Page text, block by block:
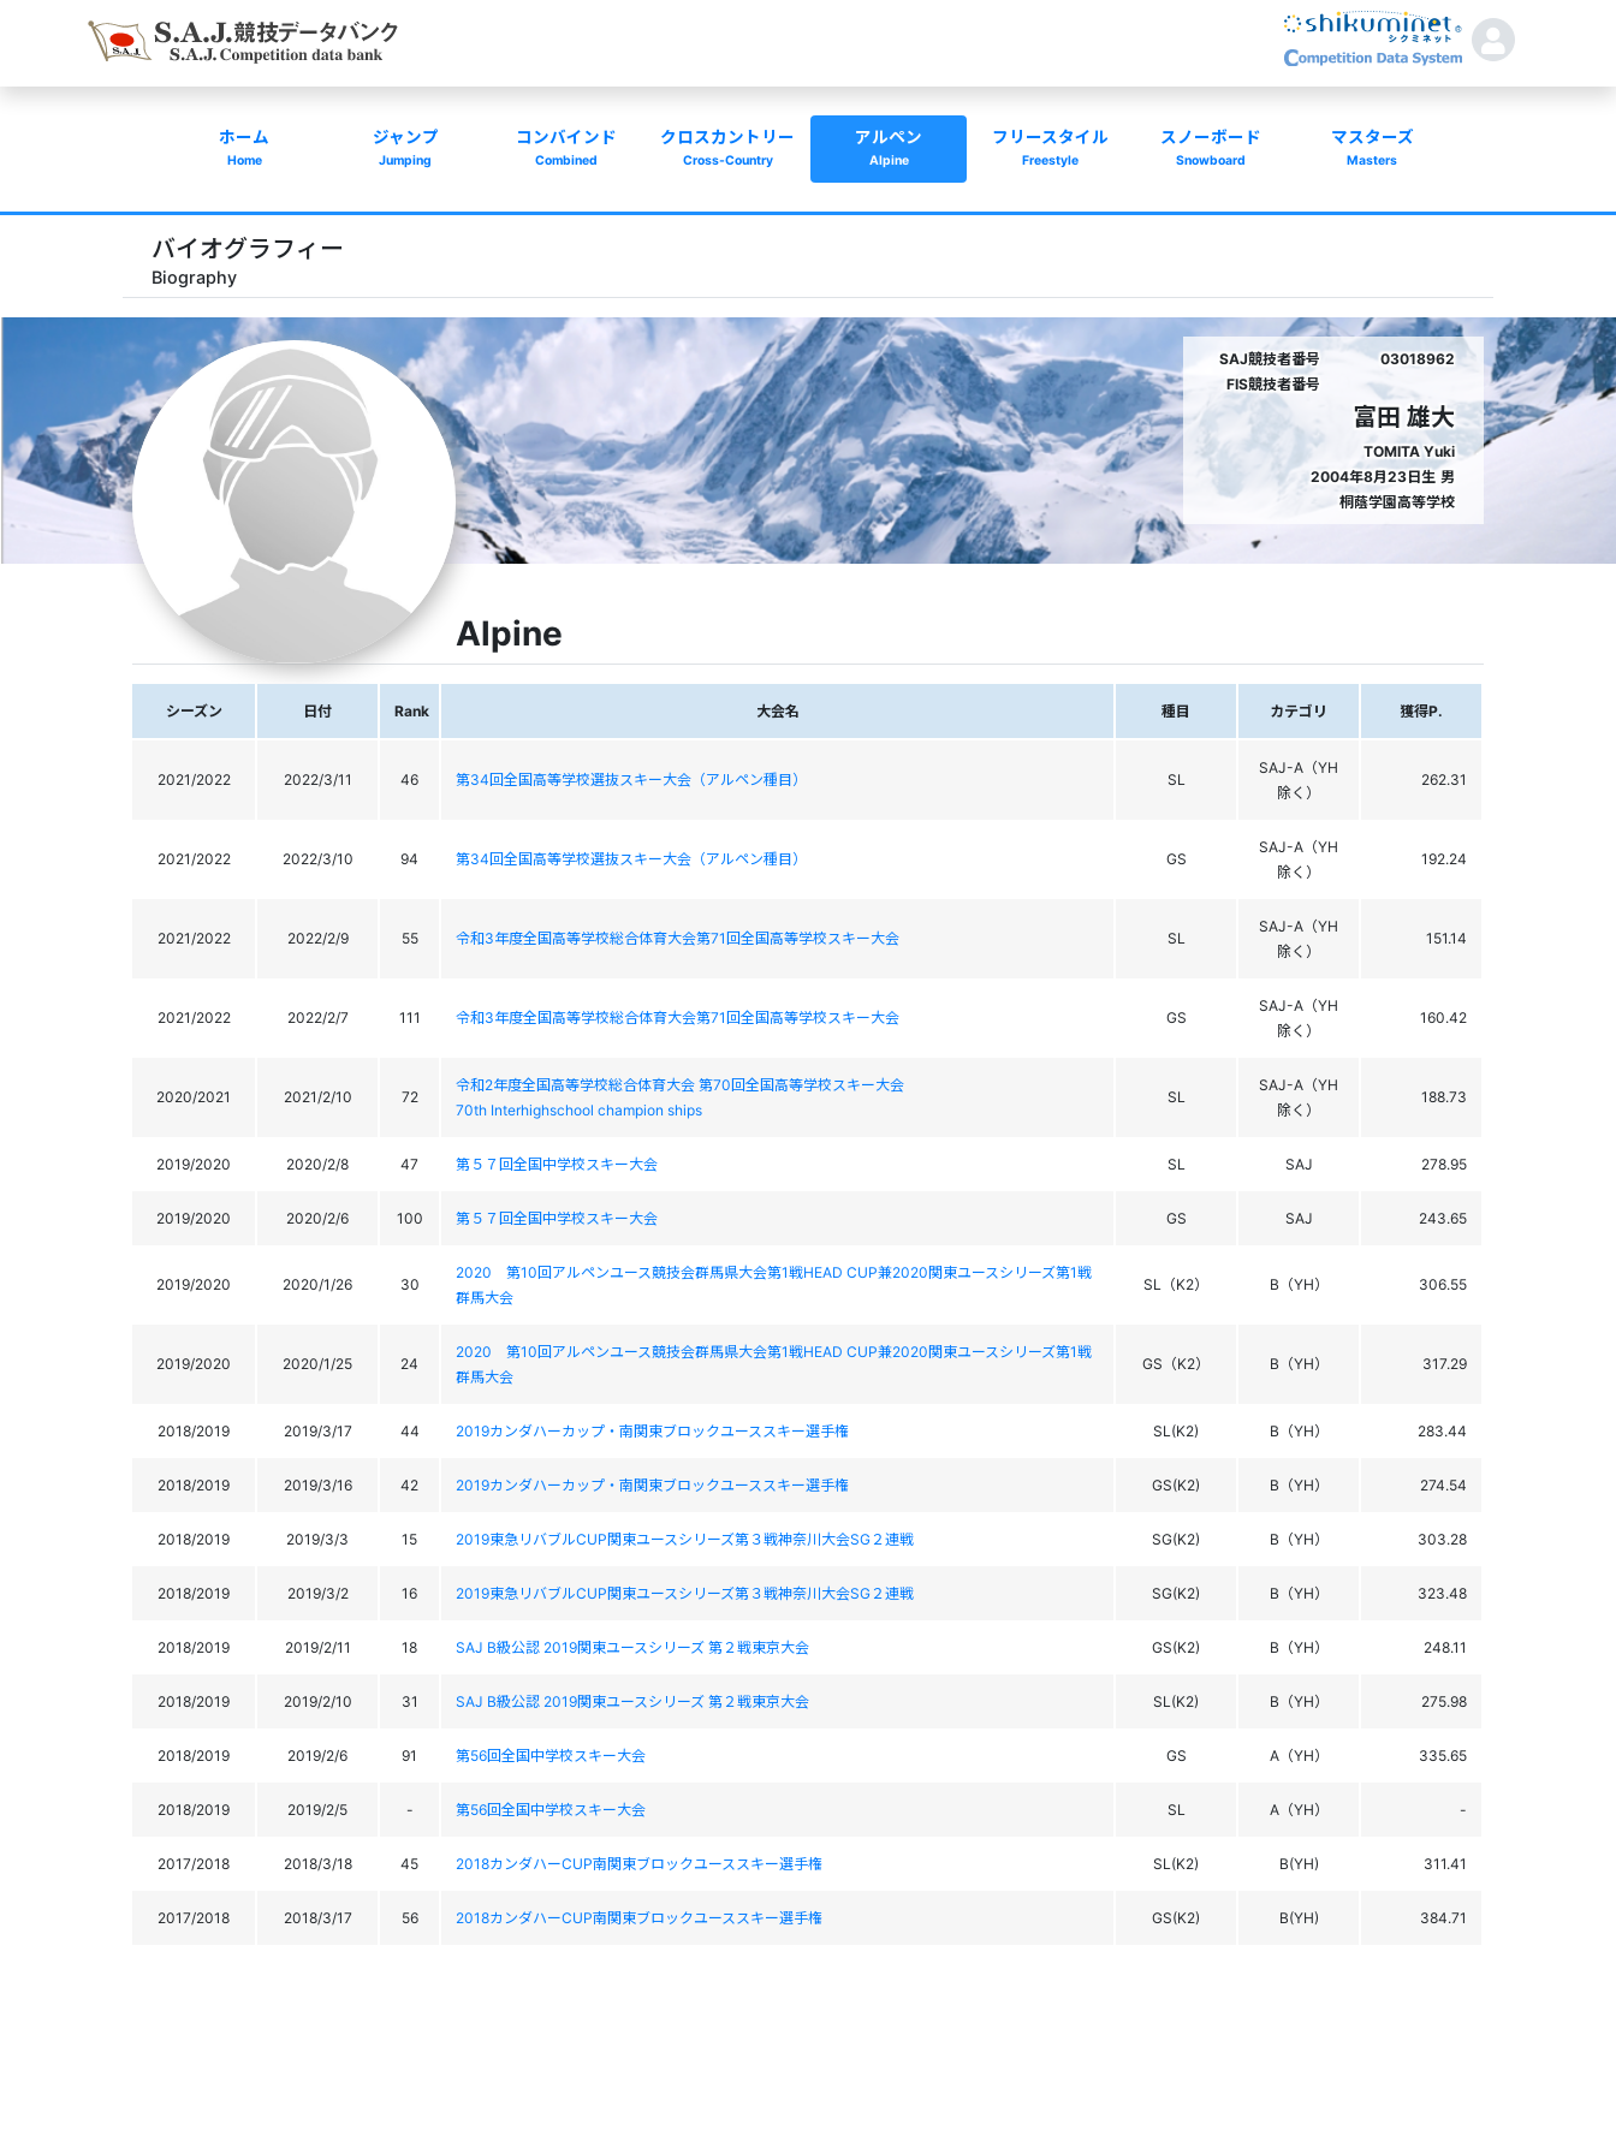
ホーム
Home
ジャンプ
Jumping
コンバインド
Combined
クロスカントリー
Cross-Country
アルペン
Alpine
フリースタイル
Freestyle
スノーボード
Snowboard
マスターズ
Masters
バイオグラフィー
Biography
SAJ競技者番号
03018962
FIS競技者番号
富田 雄大
TOMITA Yuki
2004年8月23日生 男
桐蔭学園高等学校
Alpine
シーズン 日付 Rank 大会名 種目 カテゴリ 獲得P.
2021/2022 2022/3/11 46 第34回全国高等学校選抜スキー大会（アルペン種目） SL
SAJ-A（YH
除く）
262.31
2021/2022 2022/3/10 94 第34回全国高等学校選抜スキー大会（アルペン種目） GS
SAJ-A（YH
除く）
192.24
2021/2022 2022/2/9 55 令和3年度全国高等学校総合体育大会第71回全国高等学校スキー大会 SL
SAJ-A（YH
除く）
151.14
2021/2022 2022/2/7 111 令和3年度全国高等学校総合体育大会第71回全国高等学校スキー大会 GS
SAJ-A（YH
除く）
160.42
2020/2021 2021/2/10 72
令和2年度全国高等学校総合体育大会 第70回全国高等学校スキー大会
70th Interhighschool champion ships
SL
SAJ-A（YH
除く）
188.73
2019/2020 2020/2/8 47 第５７回全国中学校スキー大会 SL SAJ 278.95
2019/2020 2020/2/6 100 第５７回全国中学校スキー大会 GS SAJ 243.65
2019/2020 2020/1/26 30
2020 第10回アルペンユース競技会群馬県大会第1戦HEAD CUP兼2020関東ユースシリーズ第1戦
群馬大会
SL（K2） B（YH） 306.55
2019/2020 2020/1/25 24
2020 第10回アルペンユース競技会群馬県大会第1戦HEAD CUP兼2020関東ユースシリーズ第1戦
群馬大会
GS（K2） B（YH） 317.29
2018/2019 2019/3/17 44 2019カンダハーカップ・南関東ブロックユーススキー選手権 SL(K2) B（YH） 283.44
2018/2019 2019/3/16 42 2019カンダハーカップ・南関東ブロックユーススキー選手権 GS(K2) B（YH） 274.54
2018/2019 2019/3/3 15 2019東急リバブルCUP関東ユースシリーズ第３戦神奈川大会SG２連戦 SG(K2) B（YH） 303.28
2018/2019 2019/3/2 16 2019東急リバブルCUP関東ユースシリーズ第３戦神奈川大会SG２連戦 SG(K2) B（YH） 323.48
2018/2019 2019/2/11 18 SAJ B級公認 2019関東ユースシリーズ 第２戦東京大会 GS(K2) B（YH） 248.11
2018/2019 2019/2/10 31 SAJ B級公認 2019関東ユースシリーズ 第２戦東京大会 SL(K2) B（YH） 275.98
2018/2019 2019/2/6 91 第56回全国中学校スキー大会 GS A（YH） 335.65
2018/2019 2019/2/5 - 第56回全国中学校スキー大会 SL A（YH） -
2017/2018 2018/3/18 45 2018カンダハーCUP南関東ブロックユーススキー選手権 SL(K2) B(YH) 311.41
2017/2018 2018/3/17 56 2018カンダハーCUP南関東ブロックユーススキー選手権 GS(K2) B(YH) 384.71